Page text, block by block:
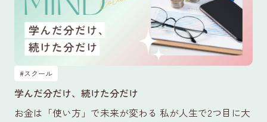
#スクール
学んだ分だけ、続けた分だけ
お金は「使い方」で未来が変わる 私が人生で2つ目に大